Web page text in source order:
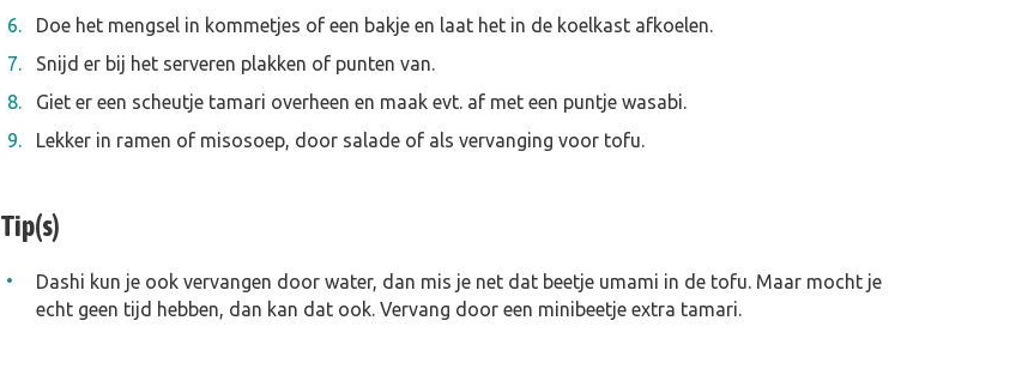
Doe het mengsel in kommetjes of een bakje en laat het in de koelkast afkoelen.
Snijd er bij het serveren plakken of punten van.
Giet er een scheutje tamari overheen en maak evt. af met een puntje wasabi.
Lekker in ramen of misosoep, door salade of als vervanging voor tofu.
Tip(s)
Dashi kun je ook vervangen door water, dan mis je net dat beetje umami in de tofu. Maar mocht je
echt geen tijd hebben, dan kan dat ook. Vervang door een minibeetje extra tamari.